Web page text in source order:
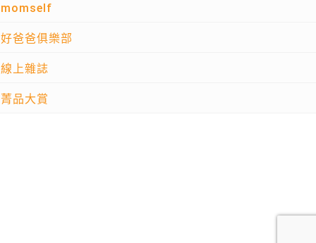
momself
好爸爸俱樂部
線上雜誌
菁品大賞